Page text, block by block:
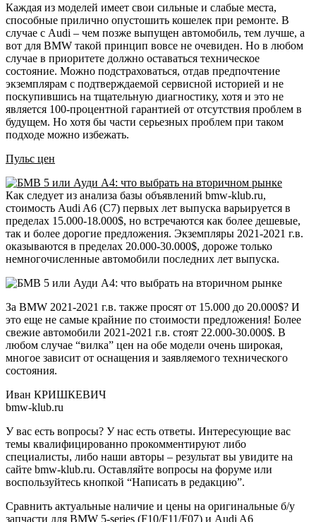
Каждая из моделей имеет свои сильные и слабые места,
способные прилично опустошить кошелек при ремонте. В
случае с Audi – чем позже выпущен автомобиль, тем лучше, а
вот для BMW такой принцип вовсе не очевиден. Но в любом
случае в приоритете должно оставаться техническое
состояние. Можно подстраховаться, отдав предпочтение
экземплярам с подтверждаемой сервисной историей и не
поскупившись на тщательную диагностику, хотя и это не
является 100-процентной гарантией от отсутствия проблем в
будущем. Но хотя бы части серьезных проблем при таком
подходе можно избежать.
Пульс цен
Как следует из анализа базы объявлений bmw-klub.ru,
стоимость Audi A6 (C7) первых лет выпуска варьируется в
пределах 15.000-18.000$, но встречаются как более дешевые,
так и более дорогие предложения. Экземпляры 2021-2021 г.в.
оказываются в пределах 20.000-30.000$, дороже только
немногочисленные автомобили последних лет выпуска.
За BMW 2021-2021 г.в. также просят от 15.000 до 20.000$? И
это еще не самые крайние по стоимости предложения! Более
свежие автомобили 2021-2021 г.в. стоят 22.000-30.000$. В
любом случае “вилка” цен на обе модели очень широкая,
многое зависит от оснащения и заявляемого технического
состояния.
Иван КРИШКЕВИЧ
bmw-klub.ru
У вас есть вопросы? У нас еcть ответы. Интересующие вас
темы квалифицированно прокомментируют либо
специалисты, либо наши авторы – результат вы увидите на
сайте bmw-klub.ru. Оставляйте вопросы на форуме или
воспользуйтесь кнопкой “Написать в редакцию”.
Сравнить актуальные наличие и цены на оригинальные б/у
запчасти для BMW 5-series (F10/F11/F07) и Audi A6